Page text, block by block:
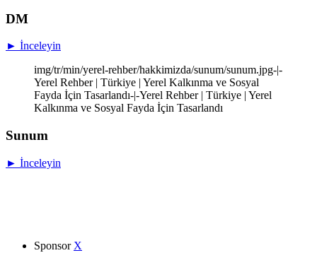
DM
► İnceleyin
img/tr/min/yerel-rehber/hakkimizda/sunum/sunum.jpg-|-
Yerel Rehber | Türkiye | Yerel Kalkınma ve Sosyal
Fayda İçin Tasarlandı-|-Yerel Rehber | Türkiye | Yerel
Kalkınma ve Sosyal Fayda İçin Tasarlandı
Sunum
► İnceleyin
Sponsor X